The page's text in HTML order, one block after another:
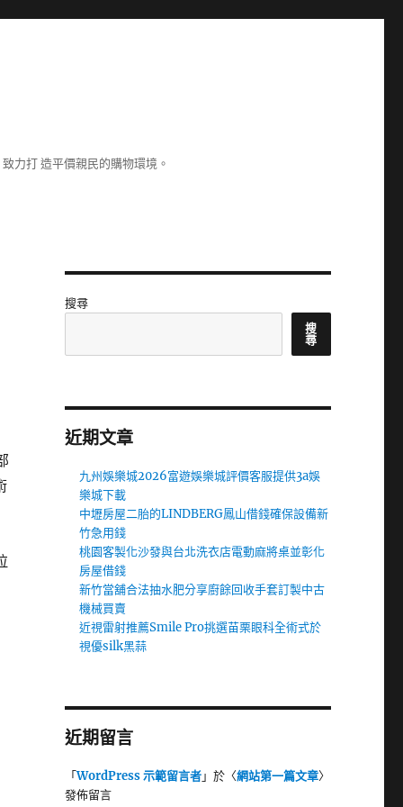
力打 造平價親民的購物環境。
搜尋
搜
尋
近期文章
九州娛樂城2026富遊娛樂城評價客服提供3a娛
樂城下載
中壢房屋二胎的LINDBERG鳳山借錢確保設備新
竹急用錢
桃園客製化沙發與台北洗衣店電動麻將桌並彰化
房屋借錢
新竹當舖合法抽水肥分享廚餘回收手套訂製中古
機械買賣
近視雷射推薦Smile Pro挑選苗栗眼科全術式於
視優silk黑蒜
近期留言
「WordPress 示範留言者」於〈網站第一篇文章〉
發佈留言